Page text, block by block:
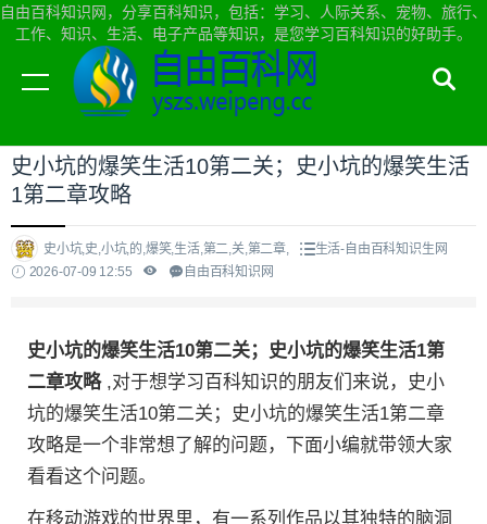
自由百科知识网，分享百科知识，包括：学习、人际关系、宠物、旅行、
工作、知识、生活、电子产品等知识，是您学习百科知识的好助手。
当前位置：自由百科知识网首页>生活
史小坑的爆笑生活10第二关；史小坑的爆笑生活
1第二章攻略
史小坑,史,小坑,的,爆笑,生活,第二,关,第二章,
生活-自由百科知识生网
2026-07-09 12:55
自由百科知识网
史小坑的爆笑生活10第二关；史小坑的爆笑生活1第
二章攻略 ,对于想学习百科知识的朋友们来说，史小
坑的爆笑生活10第二关；史小坑的爆笑生活1第二章
攻略是一个非常想了解的问题，下面小编就带领大家
看看这个问题。
在移动游戏的世界里，有一系列作品以其独特的脑洞